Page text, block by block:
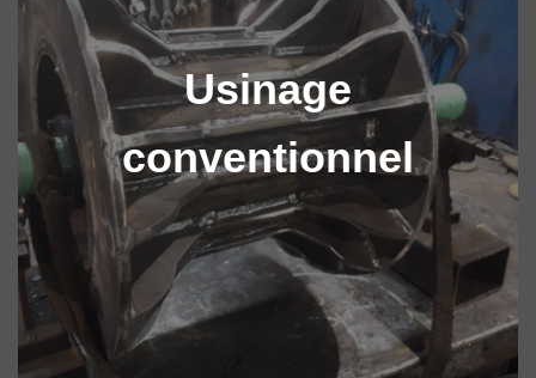
Usinage
conventionnel